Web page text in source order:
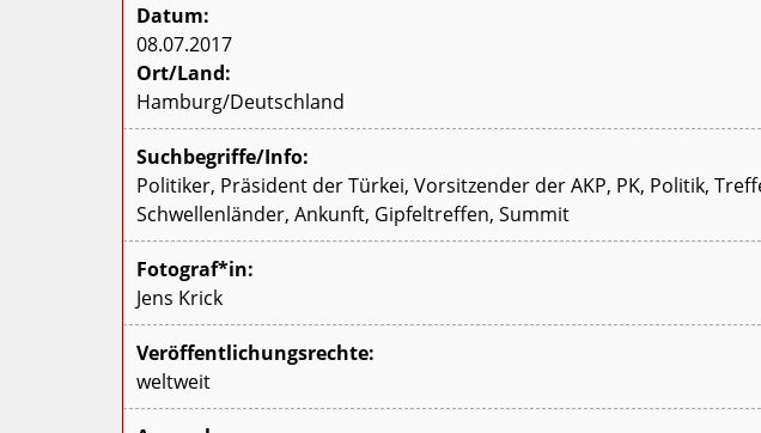
Datum:
08.07.2017
Ort/Land:
Hamburg/Deutschland
Suchbegriffe/Info:
Politiker, Präsident der Türkei, Vorsitzender der AKP, PK, Politik,
Schwellenländer, Ankunft, Gipfeltreffen, Summit
Fotograf*in:
Jens Krick
Veröffentlichungsrechte:
weltweit